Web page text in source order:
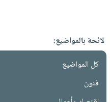
لائحة بالمواضيع:
كل المواضيع
فنون